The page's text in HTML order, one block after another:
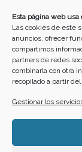
Esta página web usa
Las cookies de este
anuncios, ofrecer
compartimos
partners de redes
combinarla con otra
recopilado a partir
Gestionar los
10 11
17 18
24 25
31